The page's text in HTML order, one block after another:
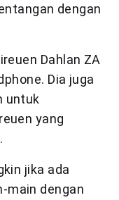
dengan
Dahlan ZA
Dia juga
untuk
yang
jika ada
main dengan